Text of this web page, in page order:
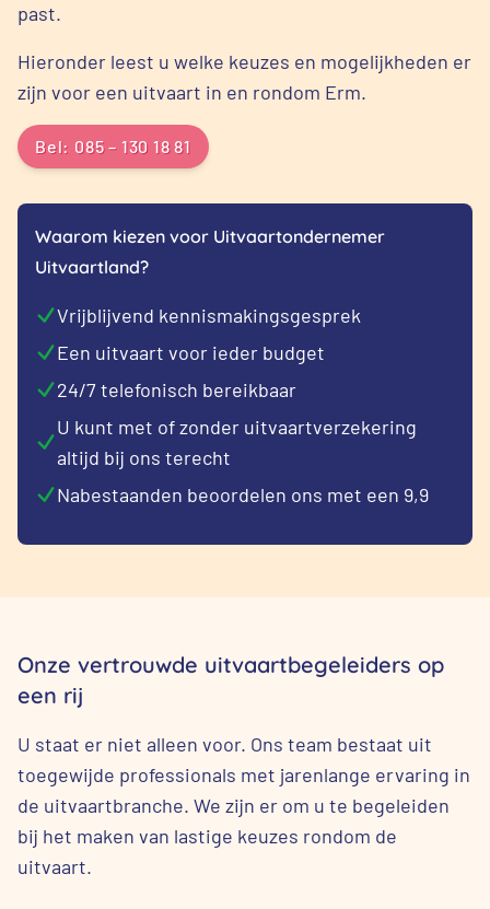
past.
Hieronder leest u welke keuzes en mogelijkheden er
zijn voor een uitvaart in en rondom Erm.
Bel: 085 – 130 18 81
Waarom kiezen voor Uitvaartondernemer
Uitvaartland?
Vrijblijvend kennismakingsgesprek
Een uitvaart voor ieder budget
24/7 telefonisch bereikbaar
U kunt met of zonder uitvaartverzekering
altijd bij ons terecht
Nabestaanden beoordelen ons met een 9,9
Onze vertrouwde uitvaartbegeleiders op
een rij
U staat er niet alleen voor. Ons team bestaat uit
toegewijde professionals met jarenlange ervaring in
de uitvaartbranche. We zijn er om u te begeleiden
bij het maken van lastige keuzes rondom de
uitvaart.